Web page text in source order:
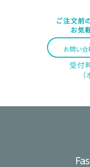
ご注文前
お気
お問い合
受付